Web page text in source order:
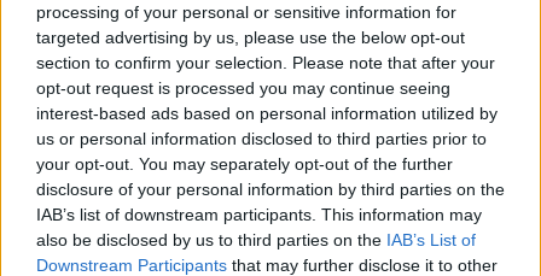
processing of your personal or sensitive information for
targeted advertising by us, please use the below opt-out
section to confirm your selection. Please note that after your
opt-out request is processed you may continue seeing
interest-based ads based on personal information utilized by
us or personal information disclosed to third parties prior to
your opt-out. You may separately opt-out of the further
disclosure of your personal information by third parties on the
IAB’s list of downstream participants. This information may
also be disclosed by us to third parties on the IAB’s List of
Downstream Participants that may further disclose it to other
Σοκ σε νοσοκομείο του Ηνωμένου Βασιλείου:
Ασθενής υπέστη σοβαρές επιπλοκές από
λανθασμένη σύνδεση εντέρου και στομάχου